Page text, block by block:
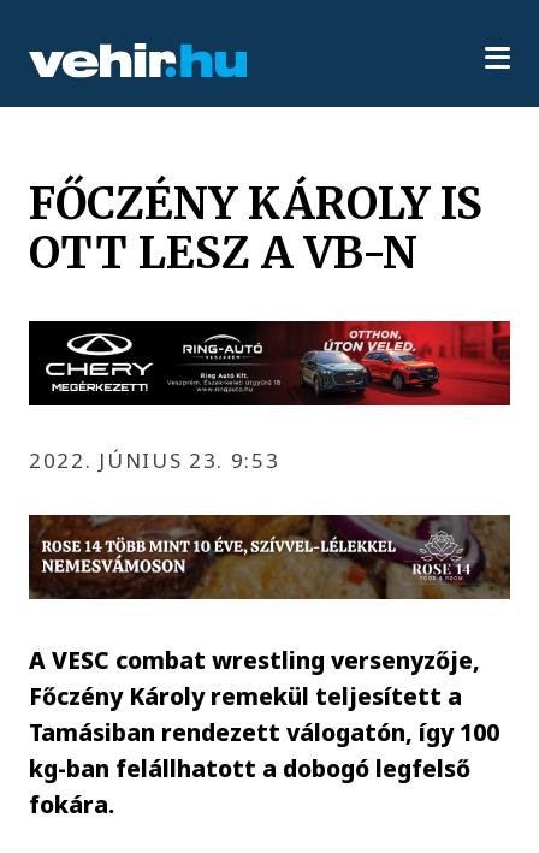
FŐCZÉNY KÁROLY IS
OTT LESZ A VB-N
2022. JÚNIUS 23. 9:53
A VESC combat wrestling versenyzője,
Főczény Károly remekül teljesített a
Tamásiban rendezett válogatón, így 100
kg-ban felállhatott a dobogó legfelső
fokára.